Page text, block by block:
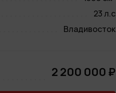
23 л.с
Владивосток
2 200 000 ₽